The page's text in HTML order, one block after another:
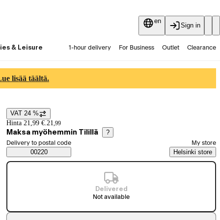
en
Sign in
& Leisure 1-hour delivery For Business Outlet Clearance
lisää täältä.
Price details
VAT 24 %
Hinta 21,99 €. 21,99
Maksa myöhemmin Tilillä ?
Saatavuustiedot
Select order method
Delivery to postal code
00220
My store
Helsinki store
Delivered
Not available